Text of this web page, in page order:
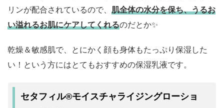
リンが配合されているので、 肌全体の水分を保ち、うるお
い溢れるお肌にケアしてくれるのだとか✨
乾燥＆敏感肌で、とにかく顔も身体もたっぷり保湿した
い！という方にはとてもおすすめの保湿乳液です。
セタフィル®モイスチャライジングローショ